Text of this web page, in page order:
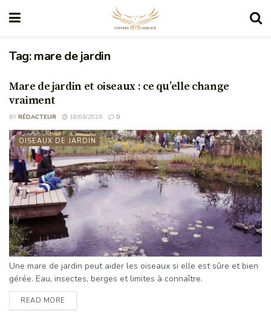
Tag:mare de jardin
Mare de jardin et oiseaux : ce qu’elle change
vraiment
BY RÉDACTEUR 18/06/2026 0
OISEAUX DE JARDIN
Une mare de jardin peut aider les oiseaux si elle est sûre et bien
gérée. Eau, insectes, berges et limites à connaître.
READ MORE